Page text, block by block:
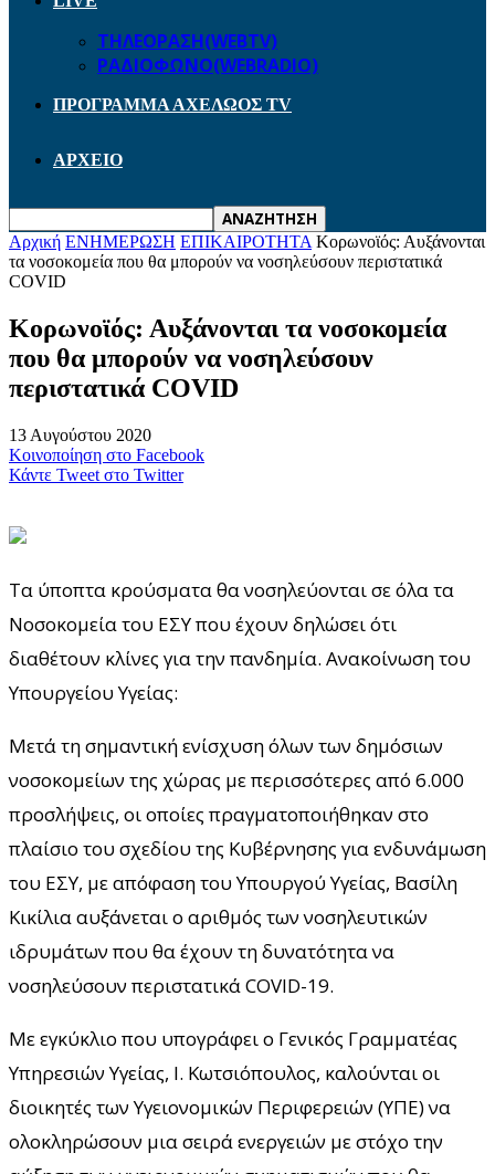
ΤΗΛΕΟΡΑΣΗ(WEBTV)
ΡΑΔΙΟΦΩΝΟ(WEBRADIO)
ΠΡΟΓΡΑΜΜΑ ΑΧΕΛΩΟΣ TV
ΑΡΧΕΙΟ
Αρχική ΕΝΗΜΕΡΩΣΗ ΕΠΙΚΑΙΡΟΤΗΤΑ Κορωνοϊός: Αυξάνονται
τα νοσοκομεία που θα μπορούν να νοσηλεύσουν περιστατικά
COVID
Κορωνοϊός: Αυξάνονται τα νοσοκομεία
που θα μπορούν να νοσηλεύσουν
περιστατικά COVID
13 Αυγούστου 2020
Κοινοποίηση στο Facebook
Κάντε Tweet στο Twitter
Τα ύποπτα κρούσματα θα νοσηλεύονται σε όλα τα
Νοσοκομεία του ΕΣΥ που έχουν δηλώσει ότι
διαθέτουν κλίνες για την πανδημία. Ανακοίνωση του
Υπουργείου Υγείας:
Μετά τη σημαντική ενίσχυση όλων των δημόσιων
νοσοκομείων της χώρας με περισσότερες από 6.000
προσλήψεις, οι οποίες πραγματοποιήθηκαν στο
πλαίσιο του σχεδίου της Κυβέρνησης για ενδυνάμωση
του ΕΣΥ, με απόφαση του Υπουργού Υγείας, Βασίλη
Κικίλια αυξάνεται ο αριθμός των νοσηλευτικών
ιδρυμάτων που θα έχουν τη δυνατότητα να
νοσηλεύσουν περιστατικά COVID-19.
Με εγκύκλιο που υπογράφει ο Γενικός Γραμματέας
Υπηρεσιών Υγείας, Ι. Κωτσιόπουλος, καλούνται οι
διοικητές των Υγειονομικών Περιφερειών (ΥΠΕ) να
ολοκληρώσουν μια σειρά ενεργειών με στόχο την